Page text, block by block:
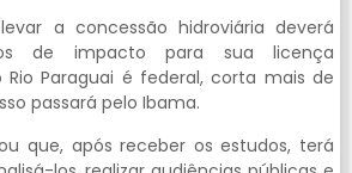
a concessão hidroviária deverá
de impacto para sua licença
Paraguai é federal, corta mais de
passará pelo Ibama.
que, após receber os estudos, terá